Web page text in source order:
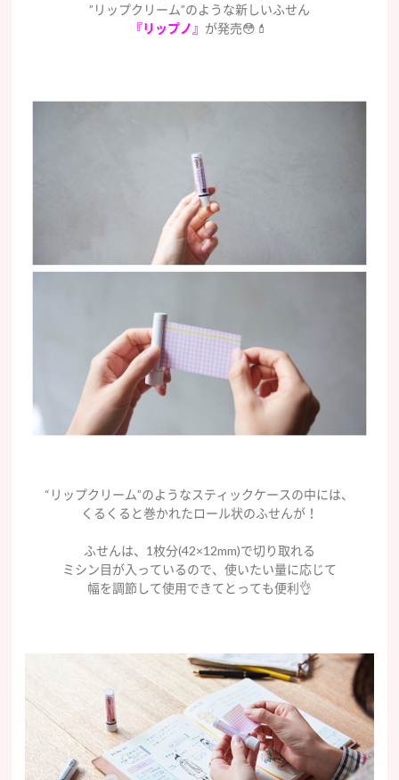
”リップクリーム”のような新しいふせん
『リップノ』 が発売😳💄
“リップクリーム”のようなスティックケースの中には、
くるくると巻かれたロール状のふせんが！
ふせんは、1枚分(42×12mm)で切り取れる
ミシン目が入っているので、使いたい量に応じて
幅を調節して使用できてとっても便利👌